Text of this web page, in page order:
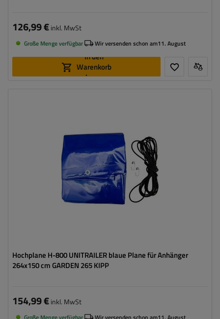
126,99 €inkl. MwSt
Große Menge verfügbar Wir versenden schon am11. August
In den
Warenkorb
legen
Hochplane H-800 UNITRAILER blaue Plane für Anhänger
264x150 cm GARDEN 265 KIPP
154,99 €inkl. MwSt
Große Menge verfügbar Wir versenden schon am11. August